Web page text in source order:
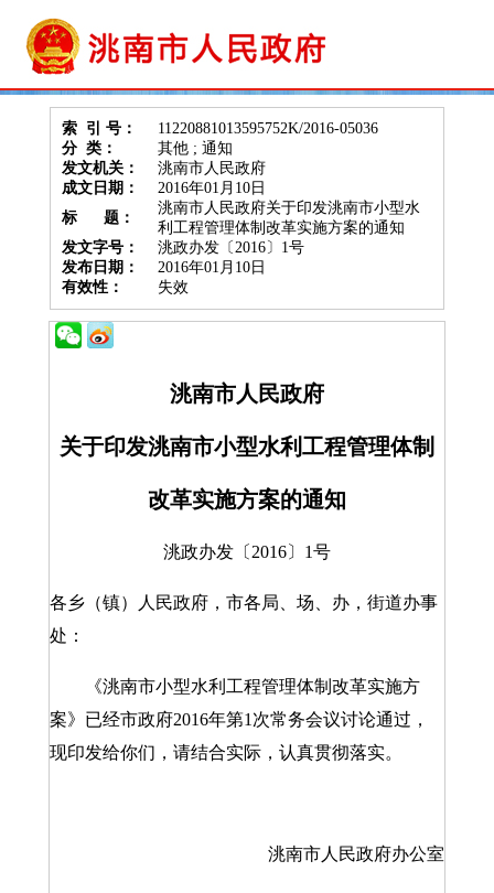
索 引 号：
11220881013595752K/2016-05036
分 类：
其他 ; 通知
发文机关：
洮南市人民政府
成文日期：
2016年01月10日
标 题：
洮南市人民政府关于印发洮南市小型水
利工程管理体制改革实施方案的通知
发文字号：
洮政办发〔2016〕1号
发布日期：
2016年01月10日
有效性：
失效
洮南市人民政府
关于印发洮南市小型水利工程管理体制
改革实施方案的通知
洮政办发〔2016〕1号
各乡（镇）人民政府，市各局、场、办，街道办事
处：
《洮南市小型水利工程管理体制改革实施方
案》已经市政府2016年第1次常务会议讨论通过，
现印发给你们，请结合实际，认真贯彻落实。
洮南市人民政府办公室